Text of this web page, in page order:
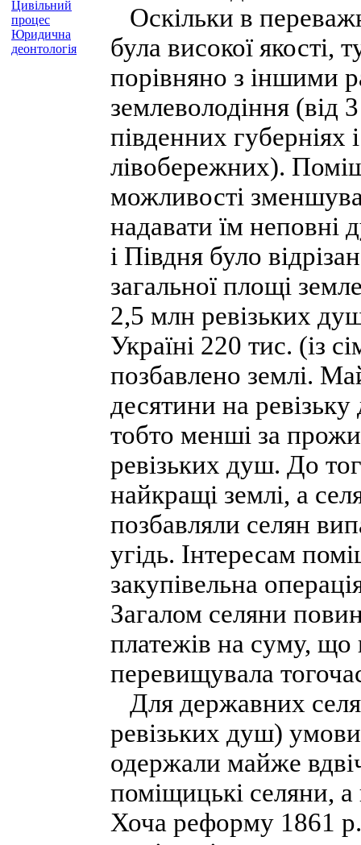
Цивільний
процес
Юридична
деонтологія
Оскільки в
була висо­кої якості,
порівняно з іншими
землеволодіння (від
південних губерніях
лівобережних).
можливості
надавати їм неповні
і Півдня було
загальної площі
2,5 млн ревізьких
Україні 220 тис. (із
позбавлено землі.
десятини на
тобто менші за
ревізьких душ. До
найкращі землі, а
позбавляли селян
угідь. Інтересам
закупівельна
Загалом селяни
платежів на суму,
перевищувала
Для державних
ревізьких душ)
одержали майже
поміщицькі селяни,
Хоча реформу 1861 р.